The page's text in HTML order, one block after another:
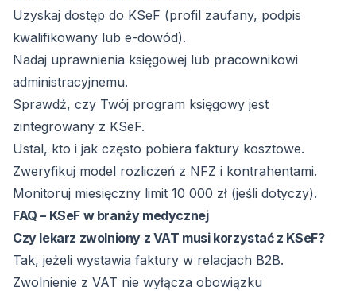
Uzyskaj dostęp do KSeF (profil zaufany, podpis
kwalifikowany lub e-dowód).
Nadaj uprawnienia księgowej lub pracownikowi
administracyjnemu.
Sprawdź, czy Twój program księgowy jest
zintegrowany z KSeF.
Ustal, kto i jak często pobiera faktury kosztowe.
Zweryfikuj model rozliczeń z NFZ i kontrahentami.
Monitoruj miesięczny limit 10 000 zł (jeśli dotyczy).
FAQ – KSeF w branży medycznej
Czy lekarz zwolniony z VAT musi korzystać z KSeF?
Tak, jeżeli wystawia faktury w relacjach B2B.
Zwolnienie z VAT nie wyłącza obowiązku